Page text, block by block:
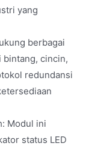
yang
berbagai
cincin,
redundansi
Modul ini
status LED